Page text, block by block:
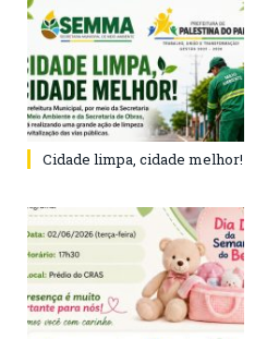
Cidade limpa, cidade melhor!